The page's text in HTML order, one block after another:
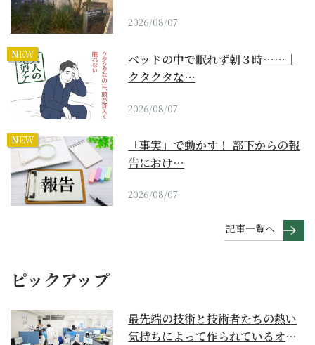
2026/08/07
NEW
ベッドの中で眠れず朝３時……｜
クタクタな…
2026/08/07
NEW
「事実」で動かす！ 部下からの報
告におけ…
2026/08/07
記事一覧へ
ピックアップ
最先端の技術と技術者たちの熱い
気持ちによって作られているオー